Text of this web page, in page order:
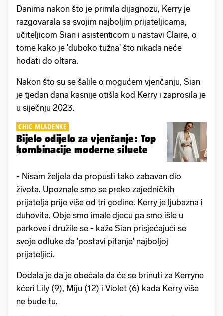
Danima nakon što je primila dijagnozu, Kerry je
razgovarala sa svojim najboljim prijateljicama,
učiteljicom Sian i asistenticom u nastavi Claire, o
tome kako je 'duboko tužna' što nikada neće
hodati do oltara.
Nakon što su se šalile o mogućem vjenčanju, Sian
je tjedan dana kasnije otišla kod Kerry i zaprosila je
u siječnju 2023.
CHIC MLADENKE
Bijelo odijelo za vjenčanje: Top
kombinacije moderne siluete
- Nisam željela da propusti tako zabavan dio
života. Upoznale smo se preko zajedničkih
prijatelja prije više od tri godine. Kerry je ljubazna i
duhovita. Obje smo imale djecu pa smo išle u
parkove i družile se - kaže Sian prisjećajući se
svoje odluke da 'postavi pitanje' najboljoj
prijateljici.
Dodala je da je obećala da će se brinuti za Kerryne
kćeri Lily (9), Miju (12) i Violet (6) kada Kerry više
ne bude tu.